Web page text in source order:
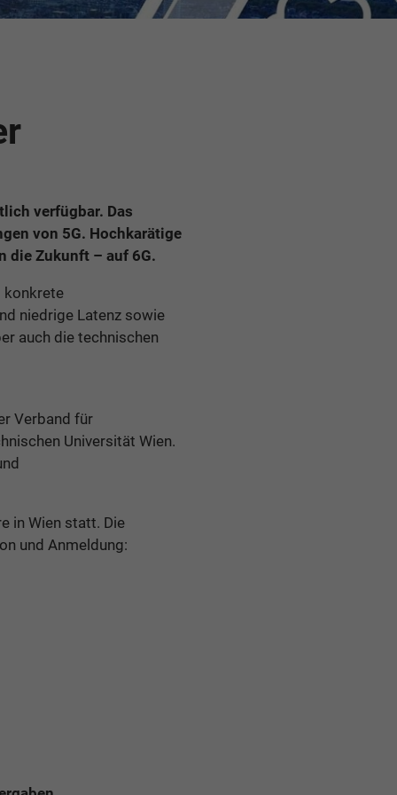
verfügbar. Das
von 5G. Hochkarätige
die Zukunft – auf 6G.
konkrete
niedrige Latenz sowie
auch die technischen
Verband für
Universität Wien.
in Wien statt. Die
und Anmeldung: